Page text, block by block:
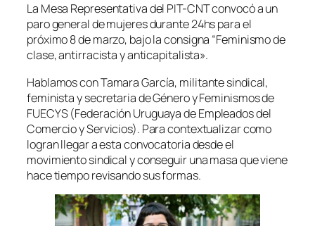
La Mesa Representativa del PIT-CNT convocó a un
paro general de mujeres durante 24hs para el
próximo 8 de marzo, bajo la consigna “Feminismo de
clase, antirracista y anticapitalista».
Hablamos con Tamara García, militante sindical,
feminista y secretaria de Género y Feminismos de
FUECYS (Federación Uruguaya de Empleados del
Comercio y Servicios). Para contextualizar como
logran llegar a esta convocatoria desde el
movimiento sindical y conseguir una masa que viene
hace tiempo revisando sus formas.